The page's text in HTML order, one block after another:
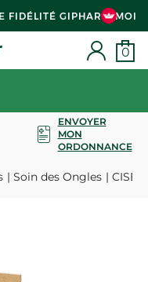
FIDÉLITÉ GIPHAR & MOI
0
ENVOYER
MON
ORDONNANCE
Soin des Ongles